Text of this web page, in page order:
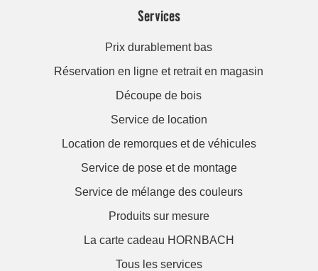
Services
Prix durablement bas
Réservation en ligne et retrait en magasin
Découpe de bois
Service de location
Location de remorques et de véhicules
Service de pose et de montage
Service de mélange des couleurs
Produits sur mesure
La carte cadeau HORNBACH
Tous les services